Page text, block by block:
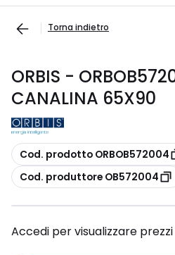
Torna indietro
ORBIS -
CANALINA 65X90
copia
Cod. prodotto ORBOB572004
copia
Cod. produttore OB572004
Accedi per visualizzare